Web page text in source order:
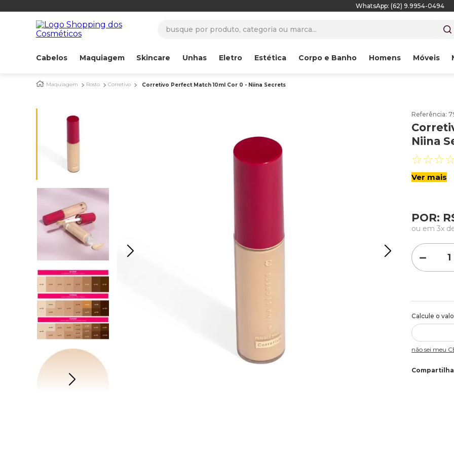
WhatsApp: (62) 9.9954-0494
Cabelos Maquiagem Skincare Unhas Eletro Estética Corpo e Banho Homens Móveis
Maquiagem Rosto Corretivo Corretivo Perfect Match 10ml Cor 0 - Niina Secrets
Referência:
Niina
☆☆☆
Ver mais
POR:
ou em3x
－
Não sei meu